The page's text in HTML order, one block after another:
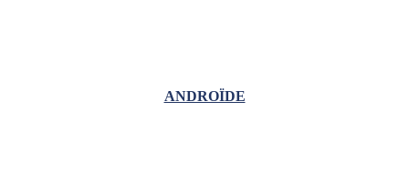
ANDROÏDE